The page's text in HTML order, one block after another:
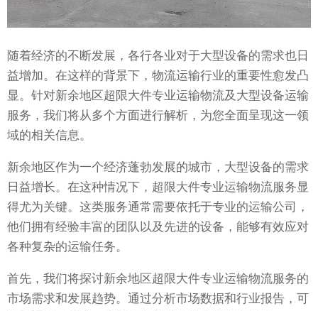
随着经济的不断发展，各行各业对于大型设备的需求也日
益增加。在这样的背景下，物流运输行业的重要性愈发凸
显。针对新余地区超限大件专业运输物流及大型设备运输
服务，我们将从多个方面进行解析，为您全面呈现这一领
域的相关信息。
新余地区作为一个经济蓬勃发展的城市，大型设备的需求
日益增长。在这种情况下，超限大件专业运输物流服务显
得尤为关键。这类服务通常需要依托于专业的运输公司，
他们拥有经验丰富的团队以及先进的设备，能够有效应对
各种复杂的运输任务。
首先，我们将探讨新余地区超限大件专业运输物流服务的
市场需求和发展趋势。通过分析市场数据和行业报告，可